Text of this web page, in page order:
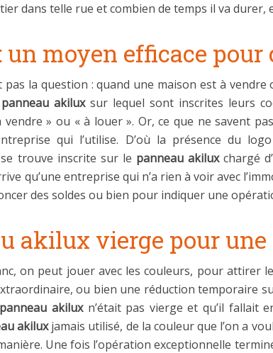
dans telle rue et combien de temps il va durer,
moyen efficace
la question : quand une maison est à
panneau akiluxsur lequel sont inscrites leurs
» ou « à louer ». Or, ce que ne savent
qui l’utilise. D’où la présence du
trouve inscrite sur le panneau akiluxchargé
qu’une entreprise qui n’a rien à voir avec
des soldes ou bien pour indiquer une
akilux vierge pour
on peut jouer avec les couleurs, pour attirer
ou bien une réduction temporaire
panneau akiluxn’était pas vierge et qu’il fallait
akiluxjamais utilisé, de la couleur que l’on a
Une fois l’opération exceptionnelle